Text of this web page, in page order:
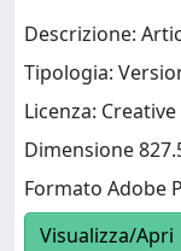
Descrizione:
Tipologia:
Licenza:
Dimensione
Formato Adobe
Visualizza/Apri